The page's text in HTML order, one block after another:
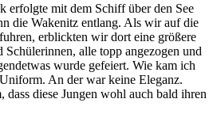
erfolgte mit dem Schiff über den See
die Wakenitz entlang. Als wir auf die
erblickten wir dort eine größere
alle topp angezogen und
wurde gefeiert. Wie kam ich
An der war keine Eleganz.
dass diese Jungen wohl auch bald ihren